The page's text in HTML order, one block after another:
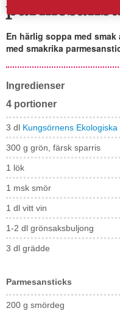
En härlig soppa med
med smakrika
Ingredienser
4 portioner
3 dl Kungsörnens
300 g grön, färsk sparris
1 lök
1 msk smör
1 dl vitt vin
1-2 dl grönsaksbuljong
3 dl grädde
Parmesansticks
200 g smördeg